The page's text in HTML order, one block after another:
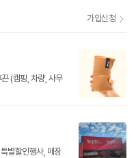
가입신청
(캠핑, 차량, 사무
별할인행사, 매장